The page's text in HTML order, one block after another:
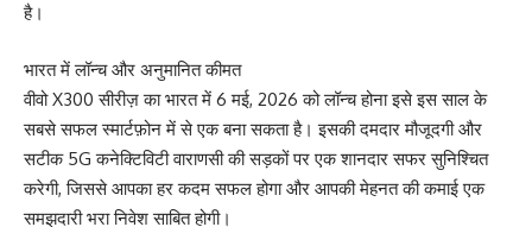
है।
भारत में लॉन्च और अनुमानित कीमत
वीवो X300 सीरीज़ का भारत में 6 मई, 2026 को लॉन्च होना इसे इस साल के
सबसे सफल स्मार्टफ़ोन में से एक बना सकता है। इसकी दमदार मौजूदगी और
सटीक 5G कनेक्टिविटी वाराणसी की सड़कों पर एक शानदार सफर सुनिश्चित
करेगी, जिससे आपका हर कदम सफल होगा और आपकी मेहनत की कमाई एक
समझदारी भरा निवेश साबित होगी।